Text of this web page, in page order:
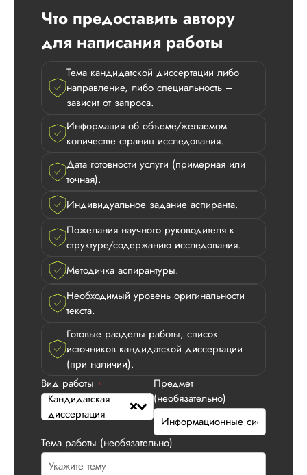
Что предоставить автору
для написания работы
Тема кандидатской диссертации либо
направление, либо специальность –
зависит от запроса.
Информация об объеме/желаемом
количестве страниц исследования.
Дата готовности услуги (примерная или
точная).
Индивидуальное задание аспиранта.
Пожелания научного руководителя к
структуре/содержанию исследования.
Методичка аспирантуры.
Необходимый уровень оригинальности
текста.
Готовые разделы работы, список
источников кандидатской диссертации
(при наличии).
Вид работы *
Кандидатская
диссертация
Предмет
(необязательно)
Тема работы (необязательно)
Вид работы:
Дата:
Заказывала тут
своей
Родственница
удивилась и
требовательный
огромная
Дарья